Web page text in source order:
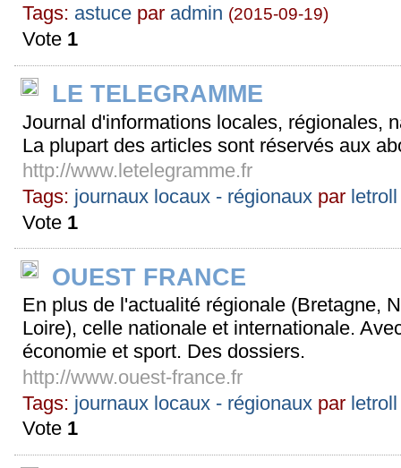
Tags: astuce par admin (2015-09-19)
Vote 1
LE TELEGRAMME
Journal d'informations locales, régionales,
La plupart des articles sont réservés aux
http://www.letelegramme.fr
Tags: journaux locaux - régionaux par letroll
Vote 1
OUEST FRANCE
En plus de l'actualité régionale (Bretagne,
Loire), celle nationale et internationale.
économie et sport. Des dossiers.
http://www.ouest-france.fr
Tags: journaux locaux - régionaux par letroll
Vote 1